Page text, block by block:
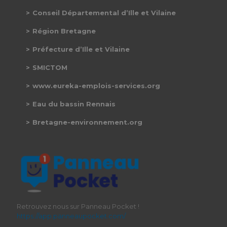
Conseil Départemental d’Ille et Vilaine
Région Bretagne
Préfecture d’Ille et Vilaine
SMICTOM
www.eureka-emplois-services.org
Eau du bassin Rennais
Bretagne-environnement.org
Retrouvez nous sur Panneau Pocket !
https://app.panneaupocket.com/